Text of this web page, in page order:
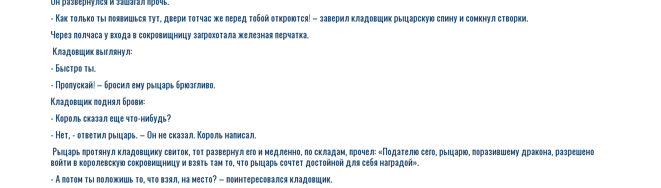
- Как только ты появишься тут, двери тотчас же перед тобой откроются! – заверил кладовщик рыцарскую спину и сомкнул створки.
Через полчаса у входа в сокровищницу загрохотала железная перчатка.
Кладовщик выглянул:
- Быстро ты.
- Пропускай! – бросил ему рыцарь брюзгливо.
Кладовщик поднял брови:
- Король сказал еще что-нибудь?
- Нет, - ответил рыцарь. – Он не сказал. Король написал.
Рыцарь протянул кладовщику свиток, тот развернул его и медленно, по складам, прочел: «Подателю сего, рыцарю, поразившему дракона, разрешено
войти в королевскую сокровищницу и взять там то, что рыцарь сочтет достойной для себя наградой».
- А потом ты положишь то, что взял, на место? – поинтересовался кладовщик.